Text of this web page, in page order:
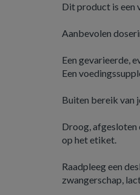
Dit product is een
Aanbevolen
Een gevarieerde,
Een
Buiten bereik van
Droog, afgesloten
op het etiket.
Raadpleeg een
zwangerschap,